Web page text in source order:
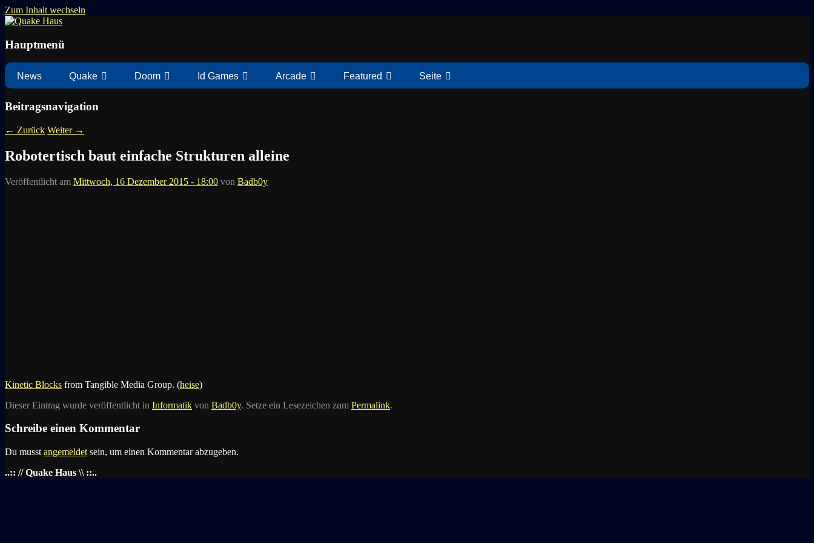
Zum Inhalt wechseln
Quake Haus
Hauptmenü
News Quake Doom Id Games Arcade Featured Seite
Beitragsnavigation
← Zurück Weiter →
Robotertisch baut einfache Strukturen alleine
Veröffentlicht am Mittwoch, 16 Dezember 2015 - 18:00 von Badb0y
Kinetic Blocks from Tangible Media Group. (heise)
Dieser Eintrag wurde veröffentlicht in Informatik von Badb0y. Setze ein Lesezeichen zum Permalink.
Schreibe einen Kommentar
Du musst angemeldet sein, um einen Kommentar abzugeben.
..:: // Quake Haus \\ ::..